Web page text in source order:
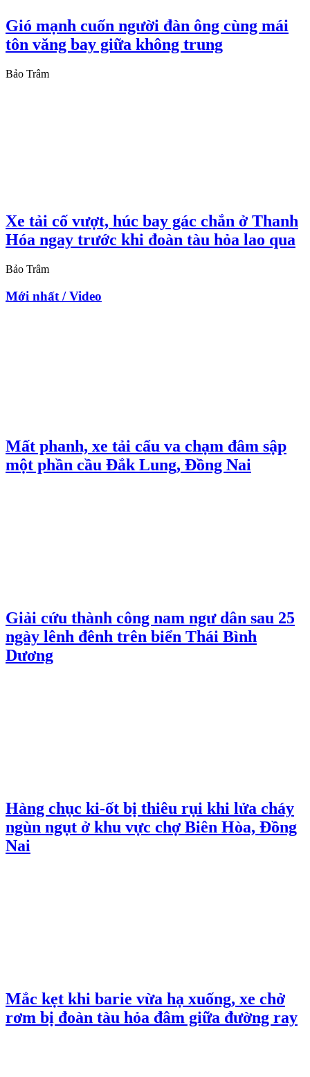
Gió mạnh cuốn người đàn ông cùng mái
tôn văng bay giữa không trung
Bảo Trâm
Xe tải cố vượt, húc bay gác chắn ở Thanh
Hóa ngay trước khi đoàn tàu hỏa lao qua
Bảo Trâm
Mới nhất / Video
Mất phanh, xe tải cẩu va chạm đâm sập
một phần cầu Đắk Lung, Đồng Nai
Giải cứu thành công nam ngư dân sau 25
ngày lênh đênh trên biển Thái Bình
Dương
Hàng chục ki-ốt bị thiêu rụi khi lửa cháy
ngùn ngụt ở khu vực chợ Biên Hòa, Đồng
Nai
Mắc kẹt khi barie vừa hạ xuống, xe chở
rơm bị đoàn tàu hỏa đâm giữa đường ray